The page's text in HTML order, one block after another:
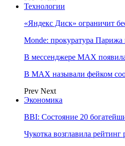
Технологии
«Яндекс Диск» ограничит
Monde: прокуратура Парижа
В мессенджере MAX
В МAX называли фейком
Prev Next
Экономика
BBI: Состояние 20
Чукотка возглавила